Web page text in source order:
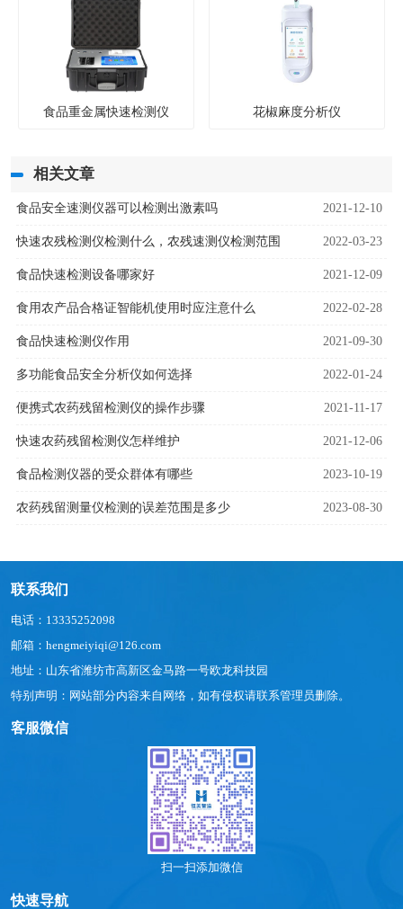
食品重金属快速检测仪 花椒麻度分析仪
相关文章
食品安全速测仪器可以检测出激素吗 2021-12-10
快速农残检测仪检测什么，农残速测仪检测范围 2022-03-23
食品快速检测设备哪家好 2021-12-09
食用农产品合格证智能机使用时应注意什么 2022-02-28
食品快速检测仪作用 2021-09-30
多功能食品安全分析仪如何选择 2022-01-24
便携式农药残留检测仪的操作步骤 2021-11-17
快速农药残留检测仪怎样维护 2021-12-06
食品检测仪器的受众群体有哪些 2023-10-19
农药残留测量仪检测的误差范围是多少 2023-08-30
联系我们
电话：13335252098
邮箱：hengmeiyiqi@126.com
地址：山东省潍坊市高新区金马路一号欧龙科技园
特别声明：网站部分内容来自网络，如有侵权请联系管理员删除。
客服微信
扫一扫添加微信
快速导航